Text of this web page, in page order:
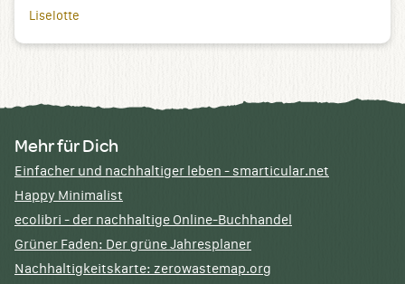
Liselotte
Mehr für Dich
Einfacher und nachhaltiger leben - smarticular.net
Happy Minimalist
ecolibri - der nachhaltige Online-Buchhandel
Grüner Faden: Der grüne Jahresplaner
Nachhaltigkeitskarte: zerowastemap.org